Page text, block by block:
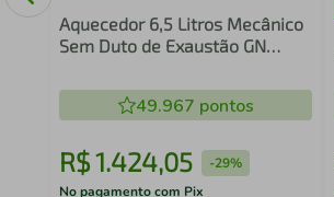
Aquecedor 6,5 Litros Mecânico
Sem Duto de Exaustão GN
49.967 pontos
R$1.424,05 -29%
No pagamento com Pix